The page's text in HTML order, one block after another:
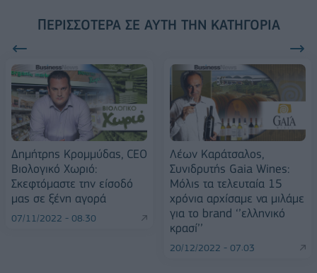
ΠΕΡΙΣΣΌΤΕΡΑ ΣΕ ΑΥΤΉ ΤΗΝ ΚΑΤΗΓΟΡΊΑ
Δημήτρης Κρομμύδας, CEO
Βιολογικό Χωριό:
Σκεφτόμαστε την είσοδό
μας σε ξένη αγορά
07/11/2022 - 08:30
Λέων Καράτσαλος,
Συνιδρυτής Gaia Wines:
Μόλις τα τελευταία 15
χρόνια αρχίσαμε να μιλάμε
για το brand ‘’ελληνικό
κρασί’’
20/12/2022 - 07:03